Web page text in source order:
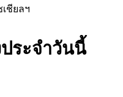
ชียลฯ
ระจำวันนี้